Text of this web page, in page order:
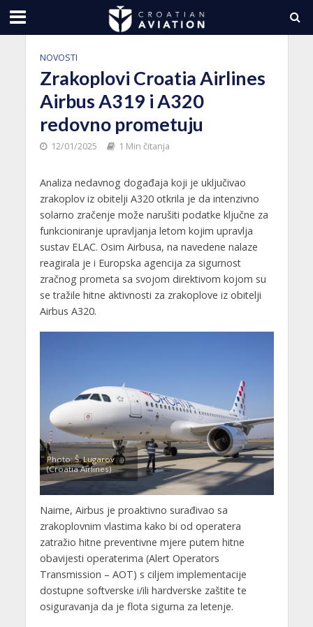
NOVOSTI
Zrakoplovi Croatia Airlines
Airbus A319 i A320
redovno prometuju
12/01/2025 1 Min čitanja
Analiza nedavnog događaja koji je uključivao
zrakoplov iz obitelji A320 otkrila je da intenzivno
solarno zračenje može narušiti podatke ključne za
funkcioniranje upravljanja letom kojim upravlja
sustav ELAC. Osim Airbusa, na navedene nalaze
reagirala je i Europska agencija za sigurnost
zračnog prometa sa svojom direktivom kojom su
se tražile hitne aktivnosti za zrakoplove iz obitelji
Airbus A320.
Photo: Š. Lugarov
(Croatia Airlines)
Naime, Airbus je proaktivno surađivao sa
zrakoplovnim vlastima kako bi od operatera
zatražio hitne preventivne mjere putem hitne
obavijesti operaterima (Alert Operators
Transmission – AOT) s ciljem implementacije
dostupne softverske i/ili hardverske zaštite te
osiguravanja da je flota sigurna za letenje.